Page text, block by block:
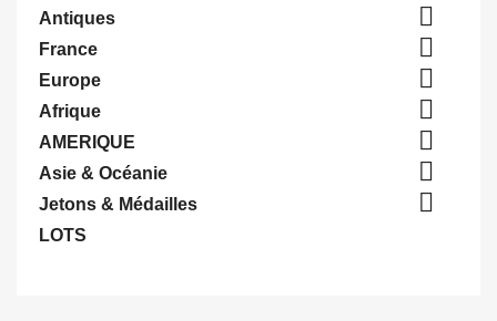
Antiques 
France 
Europe 
Afrique 
AMERIQUE 
Asie & Océanie 
Jetons & Médailles 
LOTS